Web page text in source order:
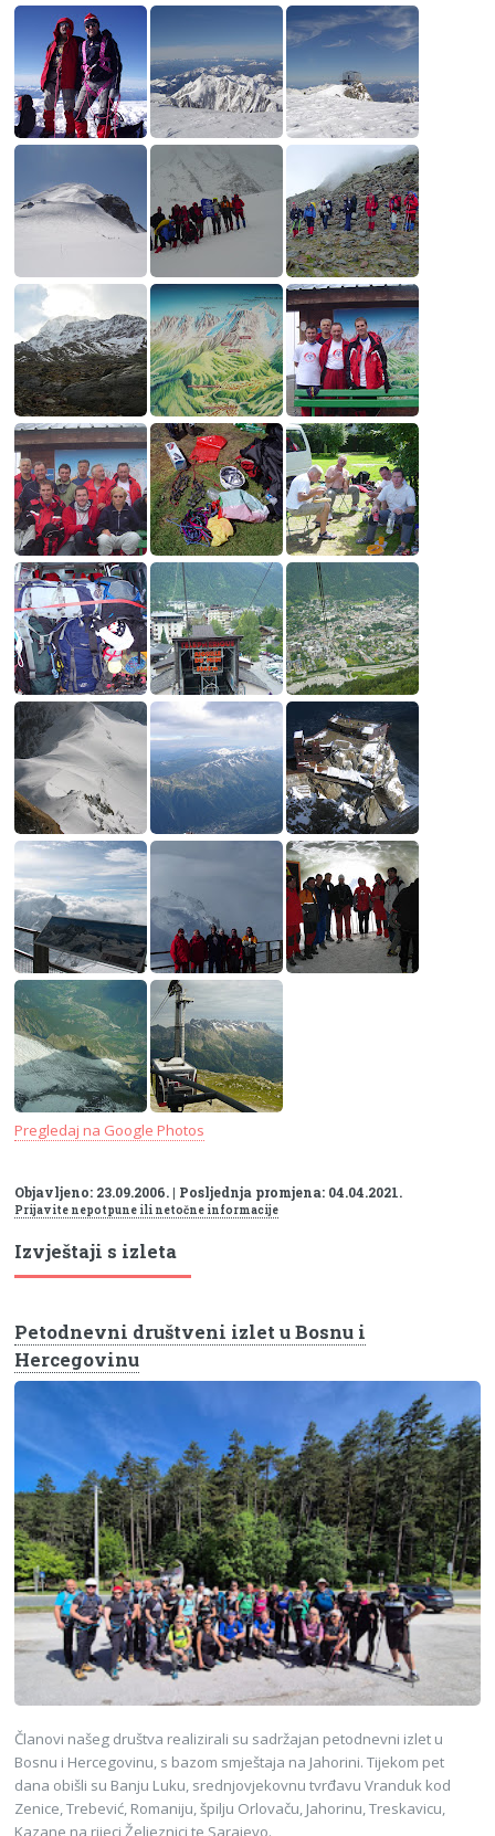
Pregledaj na Google Photos
Objavljeno: 23.09.2006. | Posljednja promjena: 04.04.2021.
Prijavite nepotpune ili netočne informacije
Izvještaji s izleta
Petodnevni društveni izlet u Bosnu i
Hercegovinu
Članovi našeg društva realizirali su sadržajan petodnevni izlet u
Bosnu i Hercegovinu, s bazom smještaja na Jahorini. Tijekom pet
dana obišli su Banju Luku, srednjovjekovnu tvrđavu Vranduk kod
Zenice, Trebević, Romaniju, špilju Orlovaču, Jahorinu, Treskavicu,
Kazane na rijeci Željeznici te Sarajevo.